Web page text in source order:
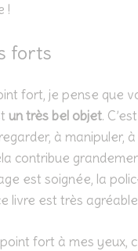
!
forts
fort, je pense que
un très bel objet.
à manipuler,
contribue
est soignée, la
livre est très
fort à mes yeux,